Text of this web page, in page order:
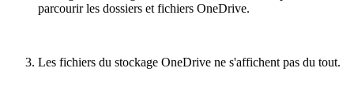
parcourir les dossiers et fichiers OneDrive.
Les fichiers du stockage OneDrive ne s'affichent pas du tout.